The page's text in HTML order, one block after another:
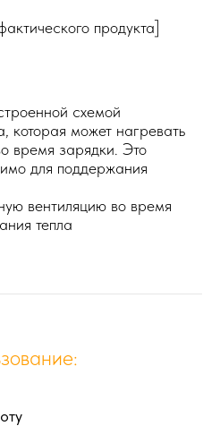
продукта]
схемой
которая может нагревать
время зарядки. Это
для поддержания
вентиляцию во время
тепла